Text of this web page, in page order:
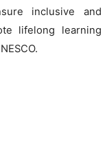
inclusive and
lifelong learning